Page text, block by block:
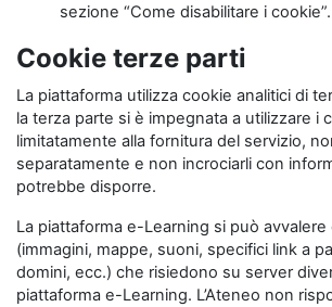
sezione “Come disabilitare i cookie”.
Cookie terze parti
La piattaforma utilizza cookie analitici di
la terza parte si è impegnata a utilizzare i
limitatamente alla fornitura del servizio,
separatamente e non incrociarli con
potrebbe disporre.
La piattaforma e-Learning si può
(immagini, mappe, suoni, specifici link a
domini, ecc.) che risiedono su server
piattaforma e-Learning. L’Ateneo non